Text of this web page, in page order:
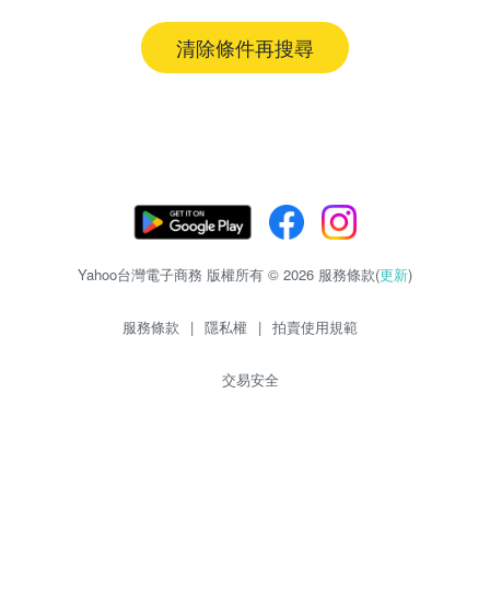
清除條件再搜尋
Yahoo台灣電子商務 版權所有 © 2026 服務條款(更新)
服務條款 | 隱私權 | 拍賣使用規範
交易安全